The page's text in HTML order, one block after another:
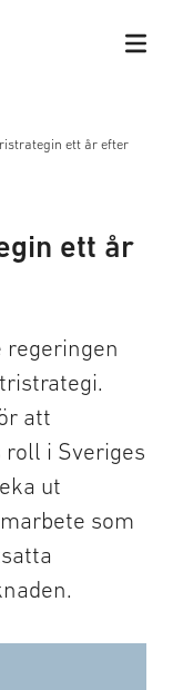
ett år efter
ett år
regeringen
att
i Sveriges
ut
som